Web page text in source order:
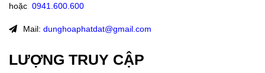
hoặc: 0941.600.600
Mail: dunghoaphatdat@gmail.com
LƯỢNG TRUY CẬP